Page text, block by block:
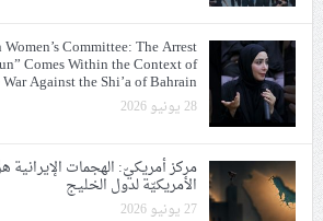
Committee: The Arrest
Comes Within the Context of
War Against the Shi’a of Bahrain
28 يونيو 2026
مركز أمريكيّ: الهجمات الإيرانية
الأمريكيّة لدول الخليج
27 يونيو 2026